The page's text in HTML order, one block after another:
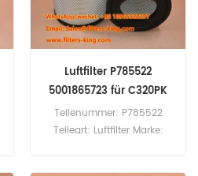
Luftfilter P785522
5001865723 für C320PK
Teilenummer: P785522
Teileart: Luftfilter Marke: